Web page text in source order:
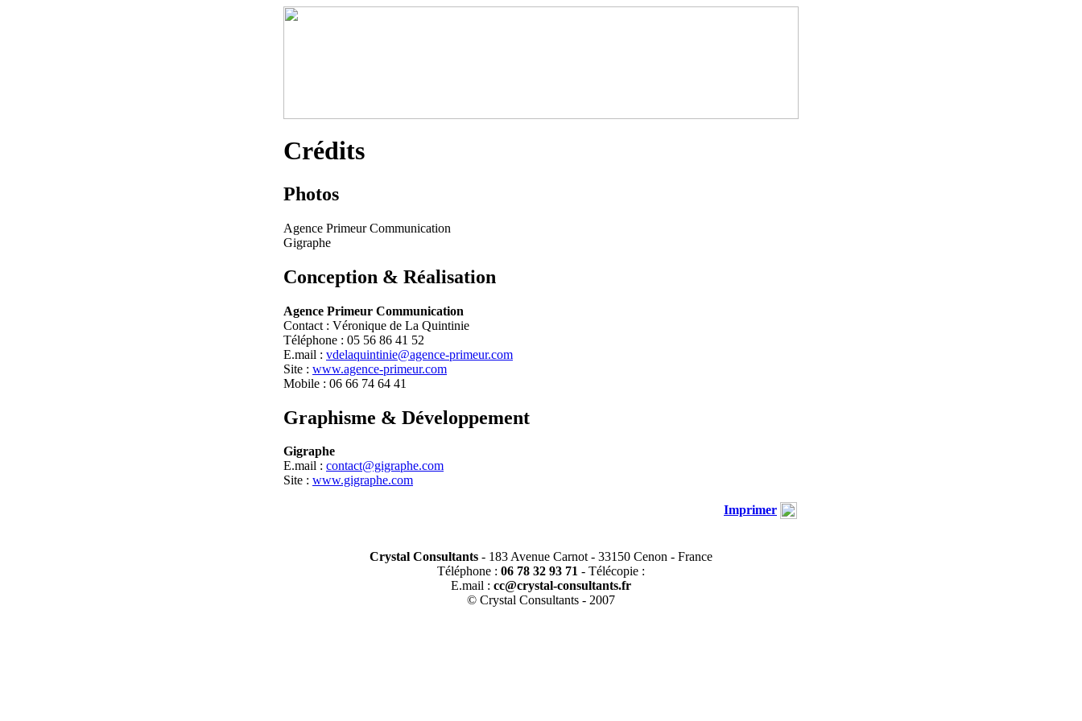
Crédits
Photos
Agence Primeur Communication
Gigraphe
Conception & Réalisation
Agence Primeur Communication
Contact : Véronique de La Quintinie
Téléphone : 05 56 86 41 52
E.mail : vdelaquintinie@agence-primeur.com
Site : www.agence-primeur.com
Mobile : 06 66 74 64 41
Graphisme & Développement
Gigraphe
E.mail : contact@gigraphe.com
Site : www.gigraphe.com
Imprimer
Crystal Consultants - 183 Avenue Carnot - 33150 Cenon - France
Téléphone : 06 78 32 93 71 - Télécopie :
E.mail : cc@crystal-consultants.fr
© Crystal Consultants - 2007